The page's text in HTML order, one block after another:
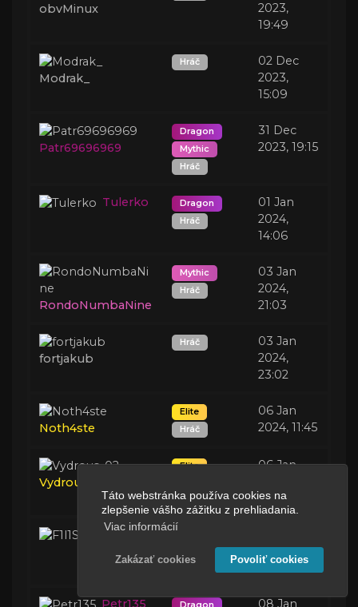
Táto webstránka používa cookies na
zlepšenie vášho zážitku z prehliadania.
Viac informácií
Zakázať cookies Povoliť cookies
obvMinux
2023,
19:49
Modrak_
Hráč
02 Dec
2023,
15:09
Patr69696969
Dragon
Mythic
Hráč
31 Dec
2023, 19:15
Tulerko
Dragon
Hráč
01 Jan
2024,
14:06
RondoNumbaNine
Mythic
Hráč
03 Jan
2024,
21:03
fortjakub
Hráč
03 Jan
2024,
23:02
Noth4ste
Elite
Hráč
06 Jan
2024, 11:45
Vydrous_02
Elite
06 Jan
17:08
F1l1S3K
2024,